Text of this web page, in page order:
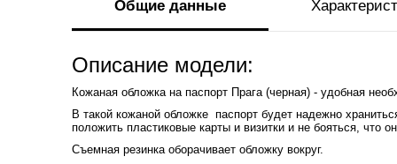
Общие данные
Описание модели:
Кожаная обложка на паспорт Прага (черная) - удобная
В такой кожаной обложке паспорт будет надежно
положить пластиковые карты и визитки и не бояться, что
Съемная резинка оборачивает обложку вокруг.